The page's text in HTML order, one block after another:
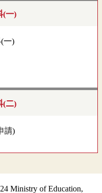
(一)
(二)
請)
Ministry of Education,